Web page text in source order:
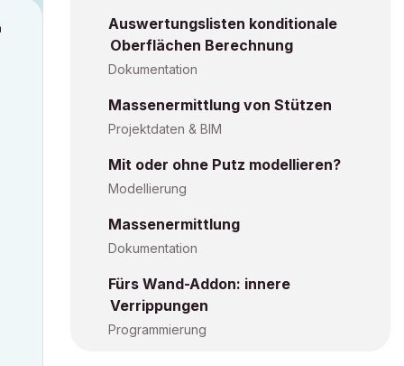
Auswertungslisten konditionale
Oberflächen Berechnung
Dokumentation
Massenermittlung von Stützen
Projektdaten & BIM
Mit oder ohne Putz modellieren?
Modellierung
Massenermittlung
Dokumentation
Fürs Wand-Addon: innere
Verrippungen
Programmierung